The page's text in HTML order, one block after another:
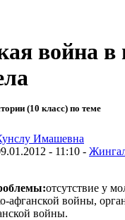
война в
(10 класс) по теме
- 11:10 -
отсутствие у
афганской войны,
войны.